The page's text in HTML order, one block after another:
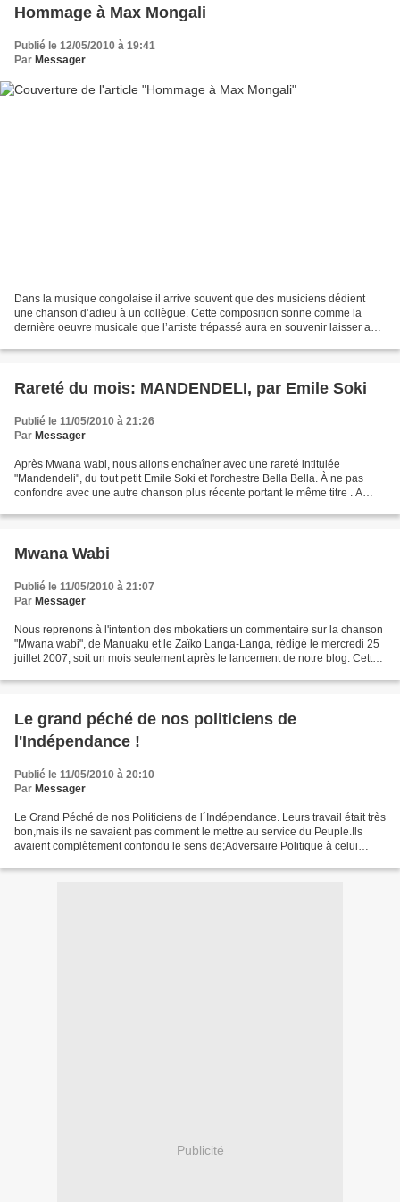
Hommage à Max Mongali
Publié le 12/05/2010 à 19:41
Par Messager
Dans la musique congolaise il arrive souvent que des musiciens dédient
une chanson d’adieu à un collègue. Cette composition sonne comme la
dernière oeuvre musicale que l’artiste trépassé aura en souvenir laisser au
Rareté du mois: MANDENDELI, par Emile Soki
Publié le 11/05/2010 à 21:26
Par Messager
Après Mwana wabi, nous allons enchaîner avec une rareté intitulée
"Mandendeli", du tout petit Emile Soki et l'orchestre Bella Bella. À ne pas
confondre avec une autre chanson plus récente portant le même titre . A
Mwana Wabi
Publié le 11/05/2010 à 21:07
Par Messager
Nous reprenons à l'intention des mbokatiers un commentaire sur la chanson
"Mwana wabi", de Manuaku et le Zaïko Langa-Langa, rédigé le mercredi 25
juillet 2007, soit un mois seulement après le lancement de notre blog. Cette
Le grand péché de nos politiciens de
l'Indépendance !
Publié le 11/05/2010 à 20:10
Par Messager
Le Grand Péché de nos Politiciens de l´Indépendance. Leurs travail était très
bon,mais ils ne savaient pas comment le mettre au service du Peuple.Ils
avaient complètement confondu le sens de;Adversaire Politique à celui
Publicité